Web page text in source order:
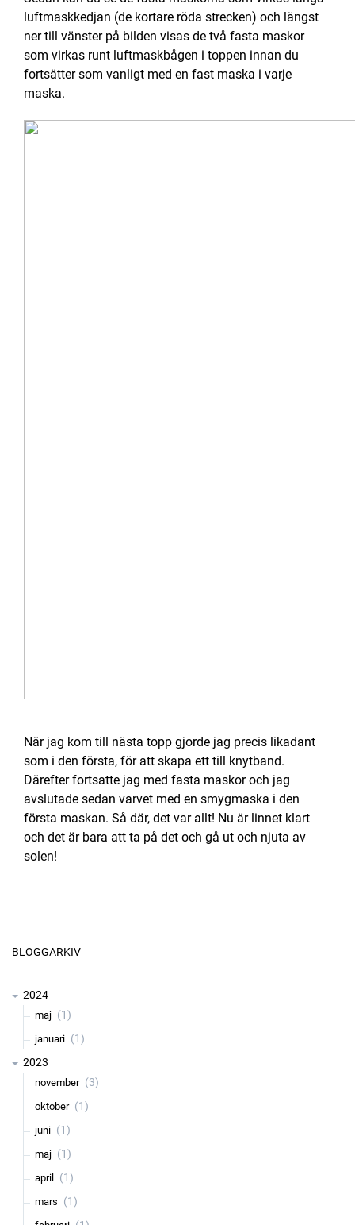
luftmaskkedjan (de kortare röda strecken) och längst
ner till vänster på bilden visas de två fasta maskor
som virkas runt luftmaskbågen i toppen innan du
fortsätter som vanligt med en fast maska i varje
maska.
När jag kom till nästa topp gjorde jag precis likadant
som i den första, för att skapa ett till knytband.
Därefter fortsatte jag med fasta maskor och jag
avslutade sedan varvet med en smygmaska i den
första maskan. Så där, det var allt! Nu är linnet klart
och det är bara att ta på det och gå ut och njuta av
solen!
BLOGGARKIV
2024
maj (1)
januari (1)
2023
november (3)
oktober (1)
juni (1)
maj (1)
april (1)
mars (1)